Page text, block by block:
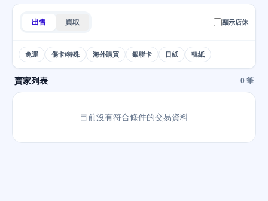
出售 買取 顯示店休
免運 傷卡/特殊 海外購買 銀聯卡 日紙 韓紙
賣家列表 0 筆
目前沒有符合條件的交易資料